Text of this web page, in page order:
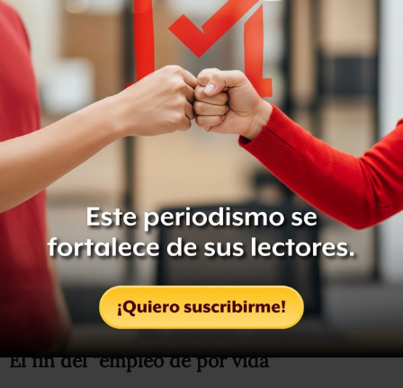
Muchos profesionales en puestos estables, con décadas
de experiencia laboral, a menudocometen el error de
pensar que sus empleos se encuentran asegurados.
Kathy Caprino, una consultora en recursos humanos que
trabaja para una firma en el estado de Connecticut,
Estados Unidos, cuenta que “he visto a cientos y cientos
de líderes corporativos, hombres y mujeres mayores de
50 años, que son despedidos de sus cargos, y es entonces
cuando se dan cuenta que
no han construido una red de
apoyo“.
“No se han actualizado profesionalmente, no han
aprendido nada sobre las nuevas tendencias en su área y
no han permanecido cerca de personas que pudieran
recomendarlos o ponerlos en contacto con empleadores”.
El fin del “empleo de por vida”